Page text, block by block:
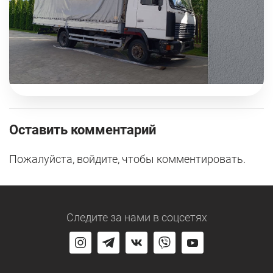
Оставить комментарий
Пожалуйста, войдите, чтобы комментировать.
Следите за нами в соцсетях